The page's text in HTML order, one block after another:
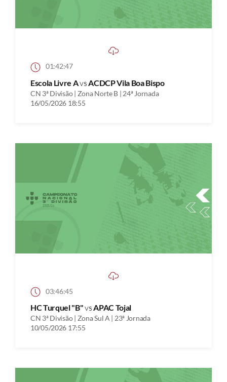
01:42:47
Escola Livre AvsACDCP Vila Boa Bispo
CN 3ª Divisão | Zona Norte B | 24ª Jornada
16/05/2026 18:55
03:46:45
HC Turquel "B"vsAPAC Tojal
CN 3ª Divisão | Zona Sul A | 23ª Jornada
10/05/2026 17:55